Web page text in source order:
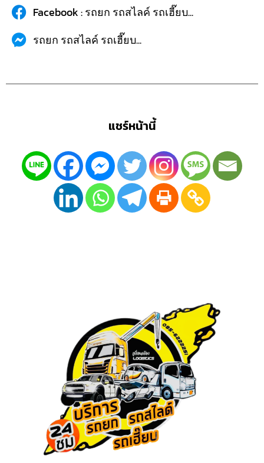
Facebook : รถยก รถสไลค์ รถเฮี๊ยบ...
รถยก รถสไลค์ รถเฮี๊ยบ...
แชร์หน้านี้